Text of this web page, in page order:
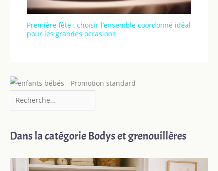
Première fête : choisir l’ensemble coordonné idéal
pour les grandes occasions
Dans la catégorie Bodys et grenouillères